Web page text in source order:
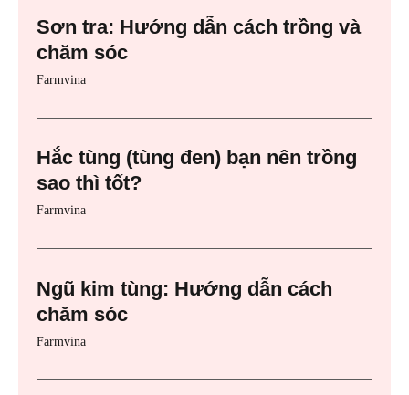
Sơn tra: Hướng dẫn cách trồng và
chăm sóc
Farmvina
Hắc tùng (tùng đen) bạn nên trồng
sao thì tốt?
Farmvina
Ngũ kim tùng: Hướng dẫn cách
chăm sóc
Farmvina